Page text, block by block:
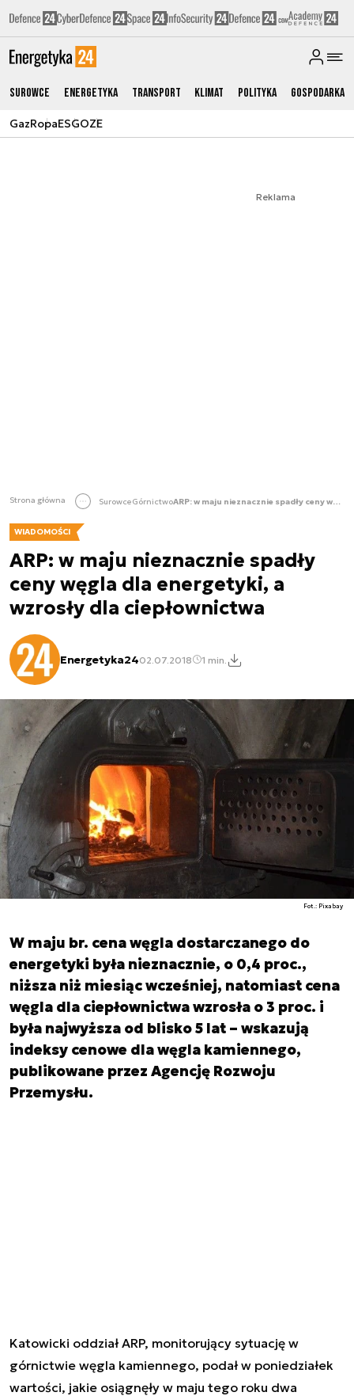
Surowce Energetyka Transport Klimat Polityka Gospodarka
GazRopaESGOZE
Reklama
Strona główna SurowceGórnictwo ARP: w maju nieznacznie spadły ceny węgla dla energetyki, a wzrosły dla ciepłownictwa
WIADOMOŚCI
ARP: w maju nieznacznie spadły
ceny węgla dla energetyki, a
wzrosły dla ciepłownictwa
Energetyka2402.07.2018 1 min.
Fot.: Pixabay
W maju br. cena węgla dostarczanego do
energetyki była nieznacznie, o 0,4 proc.,
niższa niż miesiąc wcześniej, natomiast cena
węgla dla ciepłownictwa wzrosła o 3 proc. i
była najwyższa od blisko 5 lat – wskazują
indeksy cenowe dla węgla kamiennego,
publikowane przez Agencję Rozwoju
Przemysłu.
Katowicki oddział ARP, monitorujący sytuację w
górnictwie węgla kamiennego, podał w poniedziałek
wartości, jakie osiągnęły w maju tego roku dwa